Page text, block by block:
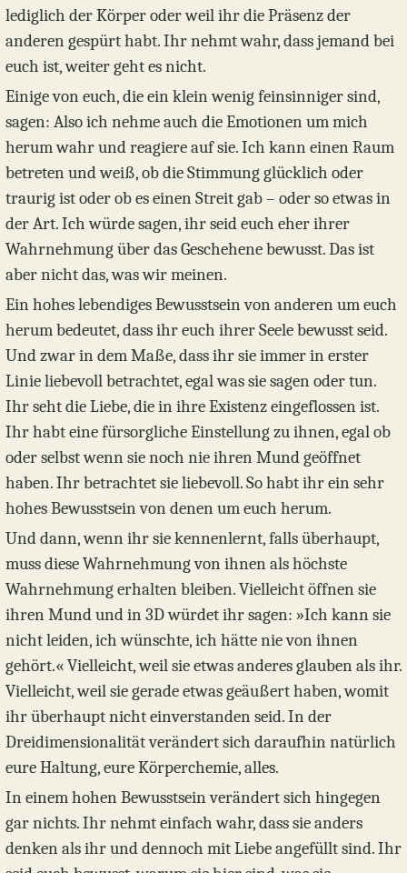
lediglich der Körper oder weil ihr die Präsenz der
anderen gespürt habt. Ihr nehmt wahr, dass jemand bei
euch ist, weiter geht es nicht.
Einige von euch, die ein klein wenig feinsinniger sind,
sagen: Also ich nehme auch die Emotionen um mich
herum wahr und reagiere auf sie. Ich kann einen Raum
betreten und weiß, ob die Stimmung glücklich oder
traurig ist oder ob es einen Streit gab – oder so etwas in
der Art. Ich würde sagen, ihr seid euch eher ihrer
Wahrnehmung über das Geschehene bewusst. Das ist
aber nicht das, was wir meinen.
Ein hohes lebendiges Bewusstsein von anderen um euch
herum bedeutet, dass ihr euch ihrer Seele bewusst seid.
Und zwar in dem Maße, dass ihr sie immer in erster
Linie liebevoll betrachtet, egal was sie sagen oder tun.
Ihr seht die Liebe, die in ihre Existenz eingeflossen ist.
Ihr habt eine fürsorgliche Einstellung zu ihnen, egal ob
oder selbst wenn sie noch nie ihren Mund geöffnet
haben. Ihr betrachtet sie liebevoll. So habt ihr ein sehr
hohes Bewusstsein von denen um euch herum.
Und dann, wenn ihr sie kennenlernt, falls überhaupt,
muss diese Wahrnehmung von ihnen als höchste
Wahrnehmung erhalten bleiben. Vielleicht öffnen sie
ihren Mund und in 3D würdet ihr sagen: »Ich kann sie
nicht leiden, ich wünschte, ich hätte nie von ihnen
gehört.« Vielleicht, weil sie etwas anderes glauben als ihr.
Vielleicht, weil sie gerade etwas geäußert haben, womit
ihr überhaupt nicht einverstanden seid. In der
Dreidimensionalität verändert sich daraufhin natürlich
eure Haltung, eure Körperchemie, alles.
In einem hohen Bewusstsein verändert sich hingegen
gar nichts. Ihr nehmt einfach wahr, dass sie anders
denken als ihr und dennoch mit Liebe angefüllt sind. Ihr